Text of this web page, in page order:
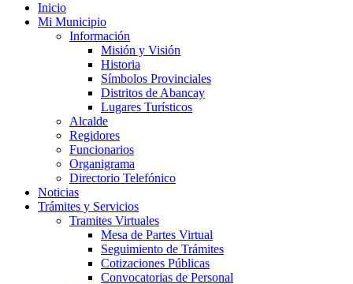
Inicio
Mi Municipio
Información
Misión y Visión
Historia
Símbolos Provinciales
Distritos de Abancay
Lugares Turísticos
Alcalde
Regidores
Funcionarios
Organigrama
Directorio Telefónico
Noticias
Trámites y Servicios
Tramites Virtuales
Mesa de Partes Virtual
Seguimiento de Trámites
Cotizaciones Públicas
Convocatorias de Personal